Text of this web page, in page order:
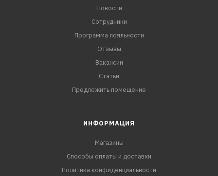
Новости
Сотрудники
Программа лояльности
Отзывы
Вакансии
Статьи
Предложить помещение
ИНФОРМАЦИЯ
Магазины
Способы оплаты и доставки
Политика конфиденциальности